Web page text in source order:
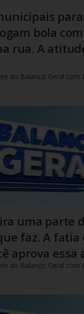
bola com
rua. A
do Balanço Geral com
uma parte
faz. A fatia
aprova essa
do Balanço Geral com